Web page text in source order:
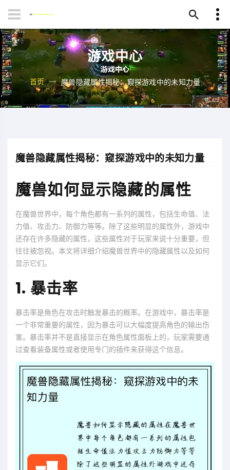
游戏中心
首页 魔兽隐藏属性揭秘：窥探游戏中的未知力量
魔兽隐藏属性揭秘：窥探游戏中的未知力量
魔兽如何显示隐藏的属性
在魔兽世界中，每个角色都有一系列的属性，包括生命值、法
力值、攻击力、防御力等等。除了这些明显的属性外，游戏中
还存在许多隐藏的属性，这些属性对于玩家来说十分重要，但
往往被忽视。本文将详细介绍魔兽世界中的隐藏属性以及如何
显示它们。
1. 暴击率
暴击率是角色在攻击时触发暴击的概率。在游戏中，暴击率是
一个非常重要的属性，因为暴击可以大幅度提高角色的输出伤
害。暴击率并不是直接显示在角色属性面板上的，玩家需要通
过查看装备属性或者使用专门的插件来获得这个信息。